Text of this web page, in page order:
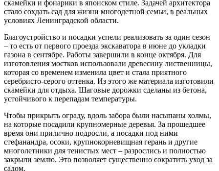
скамейки и фонарики в японском стиле. Задачей архитектора
стало сохдать сад для жизни многодетной семьи, в реальных
условиях Ленинградской области.
Благоустройство и посадки успели реализовать за один сезон
– то есть от первого проезда экскаватора в июне до укладки
газона в сентябре. Работы завершили в конце октября. Для
изготовления мостков использовали древесину лиственницы,
которая со временем изменила цвет и стала приятного
серебристо-серого оттенка. Из этого же материала изготовили
скамейки для отдыха. Шаговые дорожки сделаны из бетона,
устойчивого к перепадам температуры.
Чтобы прикрыть ограду, вдоль забора были насыпаны холмы,
на которые посадили крупномерные деревья. За прошедшее
время они прилично подросли, а посадки под ними –
стефанандра, осоки, крупнокорневищная герань и другие
многолетники для тенистых мест – разрослись и полностью
закрыли землю. Это позволяет существенно сократить уход за
садом.